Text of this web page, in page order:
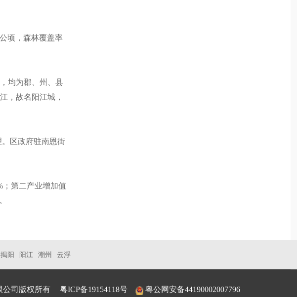
顷，森林覆盖率
均为郡、州、县
，故名阳江城，
区政府驻南恩街
；第二产业增加值
揭阳 阳江 潮州 云浮
司版权所有 粤ICP备19154118号 粤公网安备44190002007796